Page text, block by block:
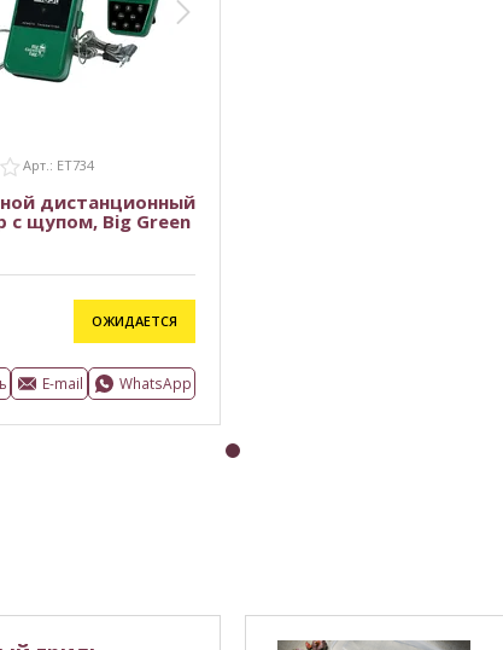
Арт.: ET734
дистанционный
с щупом, Big Green
ОЖИДАЕТСЯ
E-mail WhatsApp